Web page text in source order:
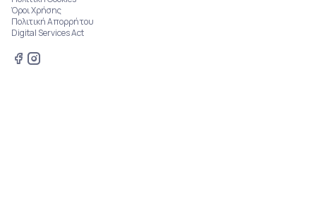
Όροι Χρήσης
Πολιτική Απορρήτου
Digital Services Act